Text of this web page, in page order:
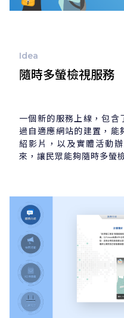
Idea
隨時多螢檢視服務
一個新的服務上線，包含
過自適應網站的建置，能
紹影片，以及實體活動
來，讓民眾能夠隨時多螢